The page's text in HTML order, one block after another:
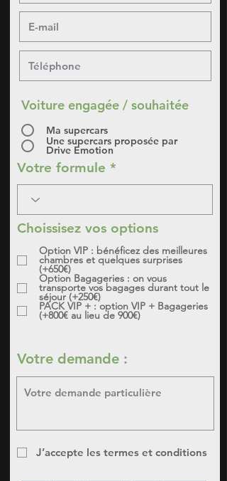
Voiture engagée / souhaitée
Ma supercars
Une supercars proposée par
Drive Emotion
Votre formule
Choissisez vos options
Option VIP : bénéficez des meilleures
chambres et quelques surprises
(+650€)
Option Bagageries : on vous
transporte vos bagages durant tout le
séjour (+250€)
PACK VIP + : option VIP + Bagageries
(+800€ au lieu de 900€)
Votre demande :
J’accepte les termes et conditions